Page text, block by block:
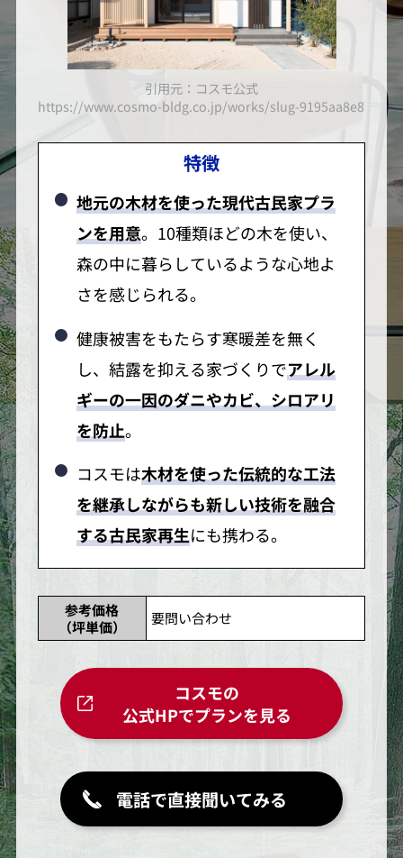
引用元：コスモ公式
https://www.cosmo-bldg.co.jp/works/slug-
特徴
地元の木材を使った現代古民家プラ
ンを用意。10種類ほどの木を使い、
森の中に暮らしているような心地よ
さを感じられる。
健康被害をもたらす寒暖差を無く
し、結露を抑える家づくりでアレル
ギーの一因のダニやカビ、シロアリ
を防止。
コスモは木材を使った伝統的な工法
を継承しながらも新しい技術を融合
する古民家再生にも携わる。
参考価格
（坪単価）
要問い合わせ
コスモの
公式HPでプランを見る
電話で直接聞いてみる